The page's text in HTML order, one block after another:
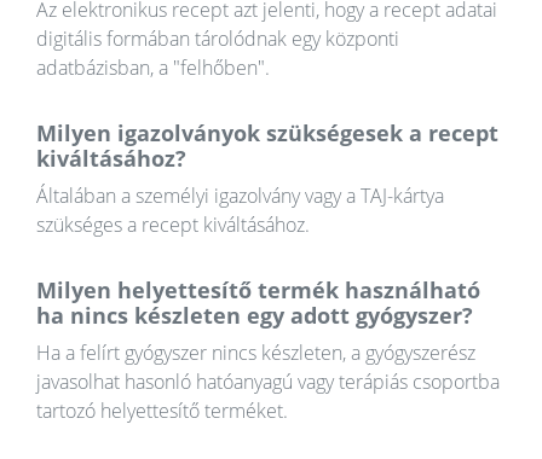
Az elektronikus recept azt jelenti, hogy a recept adatai
digitális formában tárolódnak egy központi
adatbázisban, a "felhőben".
Milyen igazolványok szükségesek a recept
kiváltásához?
Általában a személyi igazolvány vagy a TAJ-kártya
szükséges a recept kiváltásához.
Milyen helyettesítő termék használható
ha nincs készleten egy adott gyógyszer?
Ha a felírt gyógyszer nincs készleten, a gyógyszerész
javasolhat hasonló hatóanyagú vagy terápiás csoportba
tartozó helyettesítő terméket.